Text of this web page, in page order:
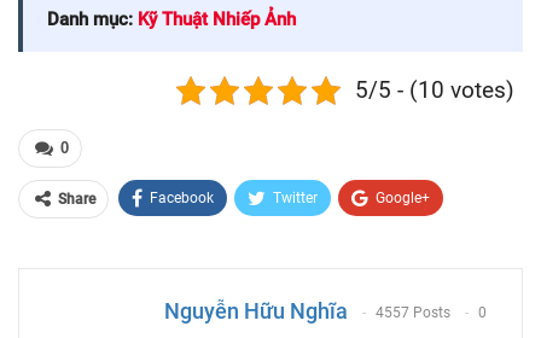
Danh mục: Kỹ Thuật Nhiếp Ảnh
5/5 - (10 votes)
0
Share Facebook Twitter Google+
Nguyễn Hữu Nghĩa 4557 Posts 0